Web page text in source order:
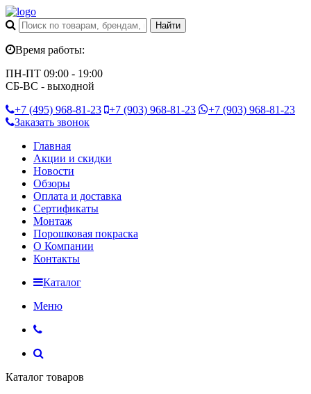
Время работы:
ПН-ПТ 09:00 - 19:00
СБ-ВС - выходной
+7 (495) 968-81-23 +7 (903) 968-81-23 +7 (903) 968-81-23
Заказать звонок
Главная
Акции и скидки
Новости
Обзоры
Оплата и доставка
Сертификаты
Монтаж
Порошковая покраска
О Компании
Контакты
Каталог
Меню
Каталог товаров